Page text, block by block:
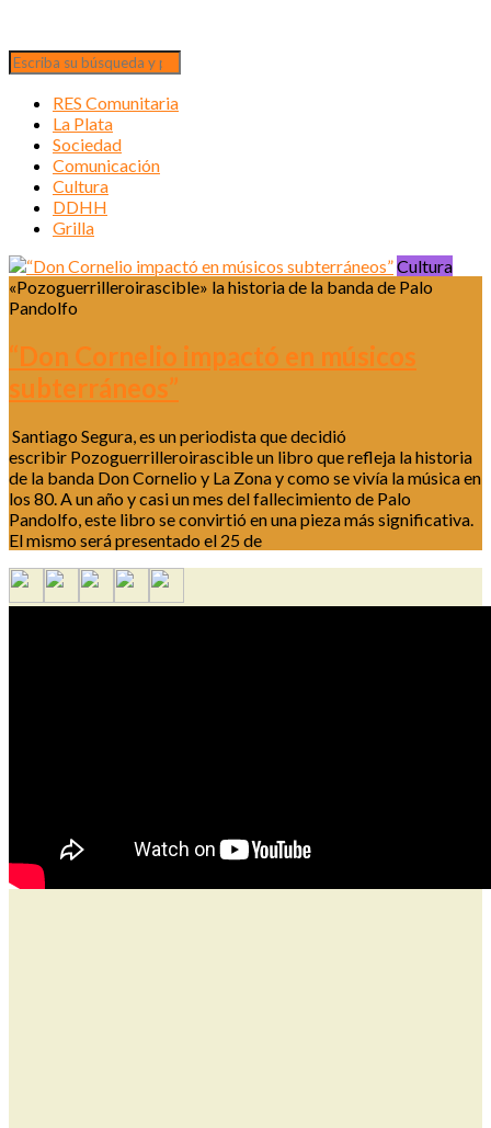
RES Comunitaria
La Plata
Sociedad
Comunicación
Cultura
DDHH
Grilla
Cultura
«Pozoguerrilleroirascible» la historia de la banda de Palo
Pandolfo
“Don Cornelio impactó en músicos
subterráneos”
Santiago Segura, es un periodista que decidió
escribir Pozoguerrilleroirascible un libro que refleja la historia
de la banda Don Cornelio y La Zona y como se vivía la música en
los 80. A un año y casi un mes del fallecimiento de Palo
Pandolfo, este libro se convirtió en una pieza más significativa.
El mismo será presentado el 25 de